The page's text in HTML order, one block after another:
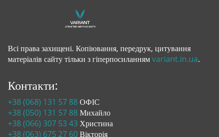
Всі права захищені. Копіювання, передрук, цитування
матеріалів сайту тільки з гіперпосиланнямvariant.in.ua.
Контакти:
+38 (068) 131 57 88ОФІС
+38 (050) 131 57 88Михайло
+38 (066) 307 53 43 Христина
+38 (063) 675 27 60Вікторія